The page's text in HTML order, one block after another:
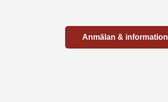
Anmälan & information